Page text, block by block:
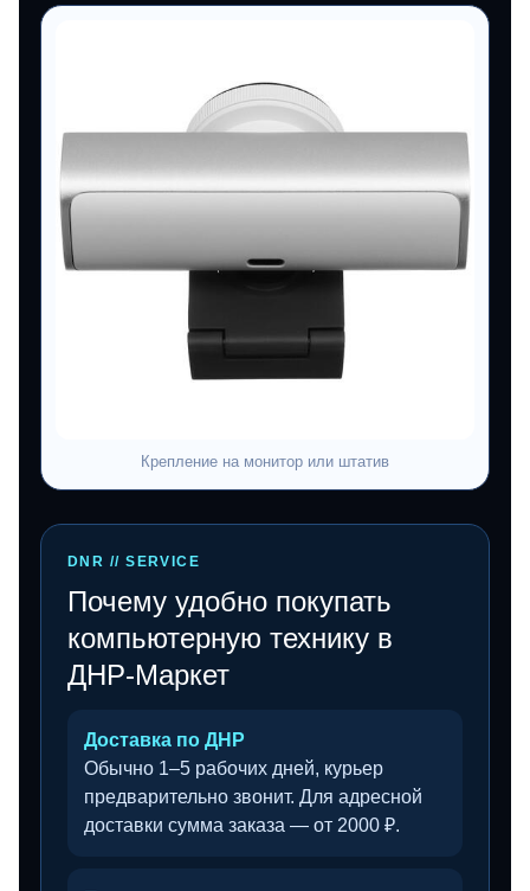
Крепление на монитор или штатив
DNR // SERVICE
Почему удобно покупать
компьютерную технику в
ДНР-Маркет
Доставка по ДНР
Обычно 1–5 рабочих дней, курьер
предварительно звонит. Для адресной
доставки сумма заказа — от 2000 ₽.